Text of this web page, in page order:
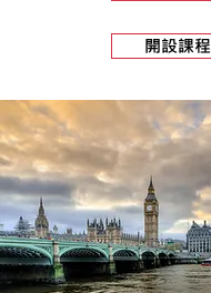
開設課程